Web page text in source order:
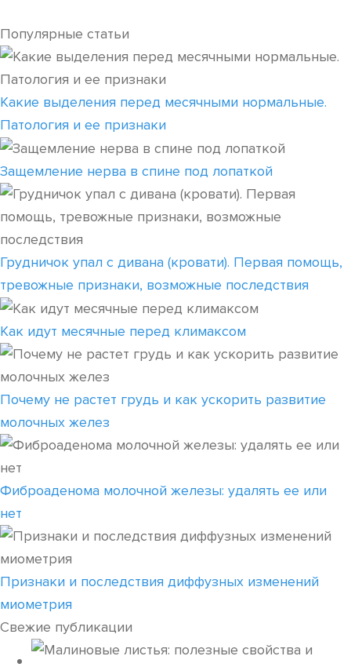
Популярные статьи
Какие выделения перед месячными нормальные.
Патология и ее признаки
Защемление нерва в спине под лопаткой
Грудничок упал с дивана (кровати). Первая помощь,
тревожные признаки, возможные последствия
Как идут месячные перед климаксом
Почему не растет грудь и как ускорить развитие
молочных желез
Фиброаденома молочной железы: удалять ее или
нет
Признаки и последствия диффузных изменений
миометрия
Свежие публикации